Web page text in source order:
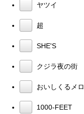
ヤツイ
超
SHE'S
クジラ夜の街
おいしくるメ
1000-FEET